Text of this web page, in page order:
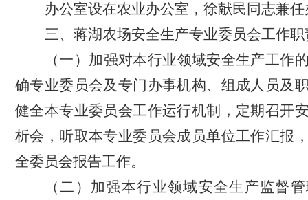
办公室设在农业办公室， 徐献民 同志兼
三、 蒋湖农场安全生产专业委员会工作职
（一）加强对本行业领域安全生产工作
确专业委员会及 专门办事机构、组成人员及
健全本专业委员会工作运行机制，定期召开
析会，听取本专业委员会成员单位工作汇报
全委员会报告工作。
（二）加强本行业领域安全生产监督